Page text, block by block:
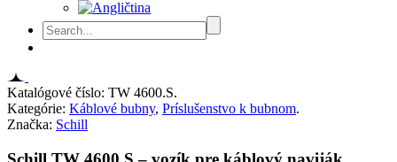
Katalógové číslo: TW 4600.S.
Kategórie: Káblové bubny, Príslušenstvo k bubnom.
Značka: Schill